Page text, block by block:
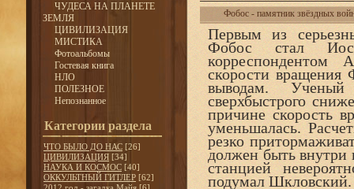
ЧУДЕСА НА ПЛАНЕТЕ
ЗЕМЛЯ
ЦИВИЛИЗАЦИЯ
МИСТИКА
Фотоальбомы
Гостевая книга
НЛО
ПОЛЕЗНОЕ
Непознанное
Категории раздела
ЧТО БЫЛО ДО НАС [26]
ЦИВИЛИЗАЦИЯ [34]
НАУКА И КОСМОС [40]
ОККУЛЬТНЫЙ ГИТЛЕР [62]
Фобос - памятник звёздных
Первым из
Фобос стал
скорости
выводам.
сверхбыстрого
причине скорость
уменьшалась.
резко
должен быть внутри
станцией
подумал Шкловский.